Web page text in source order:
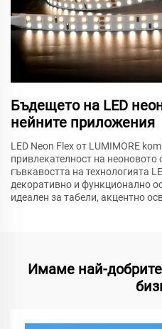
Бъдещето на LED
нейните приложения
LED Neon Flex от LUMIMORE
привлекателност на неоновото
гъвкавостта на технологията
декоративно и функционално
идеален за табели, акцентно
Имаме най-